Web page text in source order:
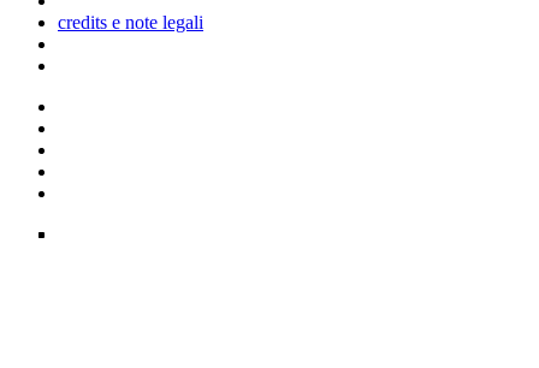
credits e note legali